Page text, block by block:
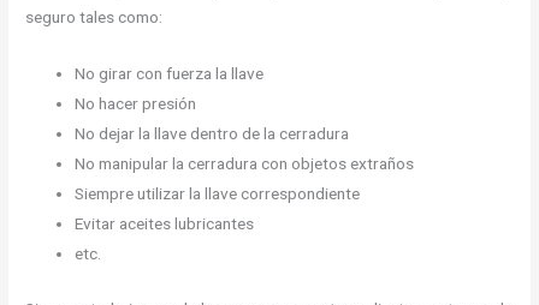
seguro tales como:
No girar con fuerza la llave
No hacer presión
No dejar la llave dentro de la cerradura
No manipular la cerradura con objetos extraños
Siempre utilizar la llave correspondiente
Evitar aceites lubricantes
etc.